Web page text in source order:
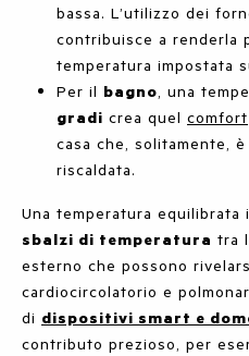
bassa. L’utilizzo dei
contribuisce a renderla
temperatura impostata
Per il bagno , una
gradi crea quel comfort
casa che, solitamente,
riscaldata.
Una temperatura equilibrata
sbalzi di temperatura tra
esterno che possono
cardiocircolatorio e
di dispositivi smart e
contributo prezioso, per